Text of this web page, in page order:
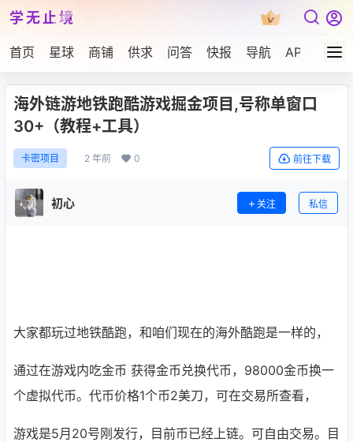
学无止境
首页 星球 商铺 供求 问答 快报 导航 APP下载
海外链游地铁跑酷游戏掘金项目,号称单窗口
30+（教程+工具）
卡密项目 2 年前 0 前往下载
初心 关注 私信
大家都玩过地铁酷跑，和咱们现在的海外酷跑是一样的，
通过在游戏内吃金币 获得金币兑换代币，98000金币换一
个虚拟代币。代币价格1个币2美刀，可在交易所查看，
游戏是5月20号刚发行，目前币已经上链。可自由交易。目